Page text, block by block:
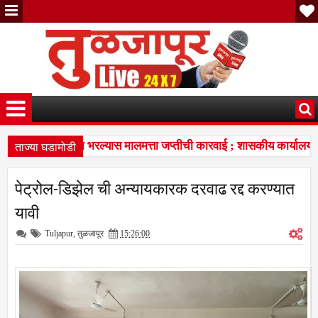
ताज्या घडामोडी
थकित कर न भरल्यास मालमत्ता जप्तीची कारवाई ; शासकीय
विचारांचा विद्यार्थ्यांना प्रेरणादायी वारसा
7:37 PM सरदारसिंग ठाकूर
थकित कर न भरल्यास मालमत्ता जप्तीची कारवाई ; शासकीय
पेट्रोल-डिझेल ची अन्यायकारक दरवाढ रद्द करण्यात
यावी
Tuljapur, तुळजापूर 15:26:00